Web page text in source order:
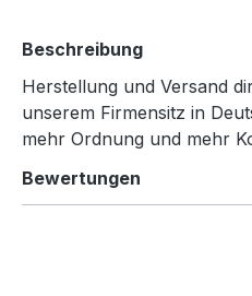
Beschreibung
Herstellung und Versand
unserem Firmensitz in
mehr Ordnung und mehr
Bewertungen